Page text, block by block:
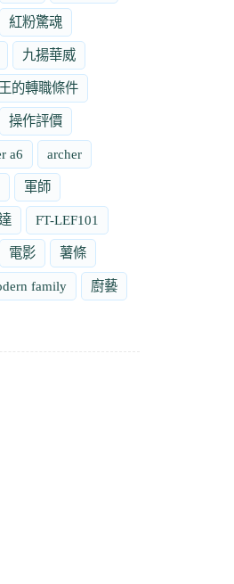
紅粉驚魂
九揚華威
的轉職條件
操作評價
a6 archer
軍師
FT-LEF101
電影 薯條
family 廚藝